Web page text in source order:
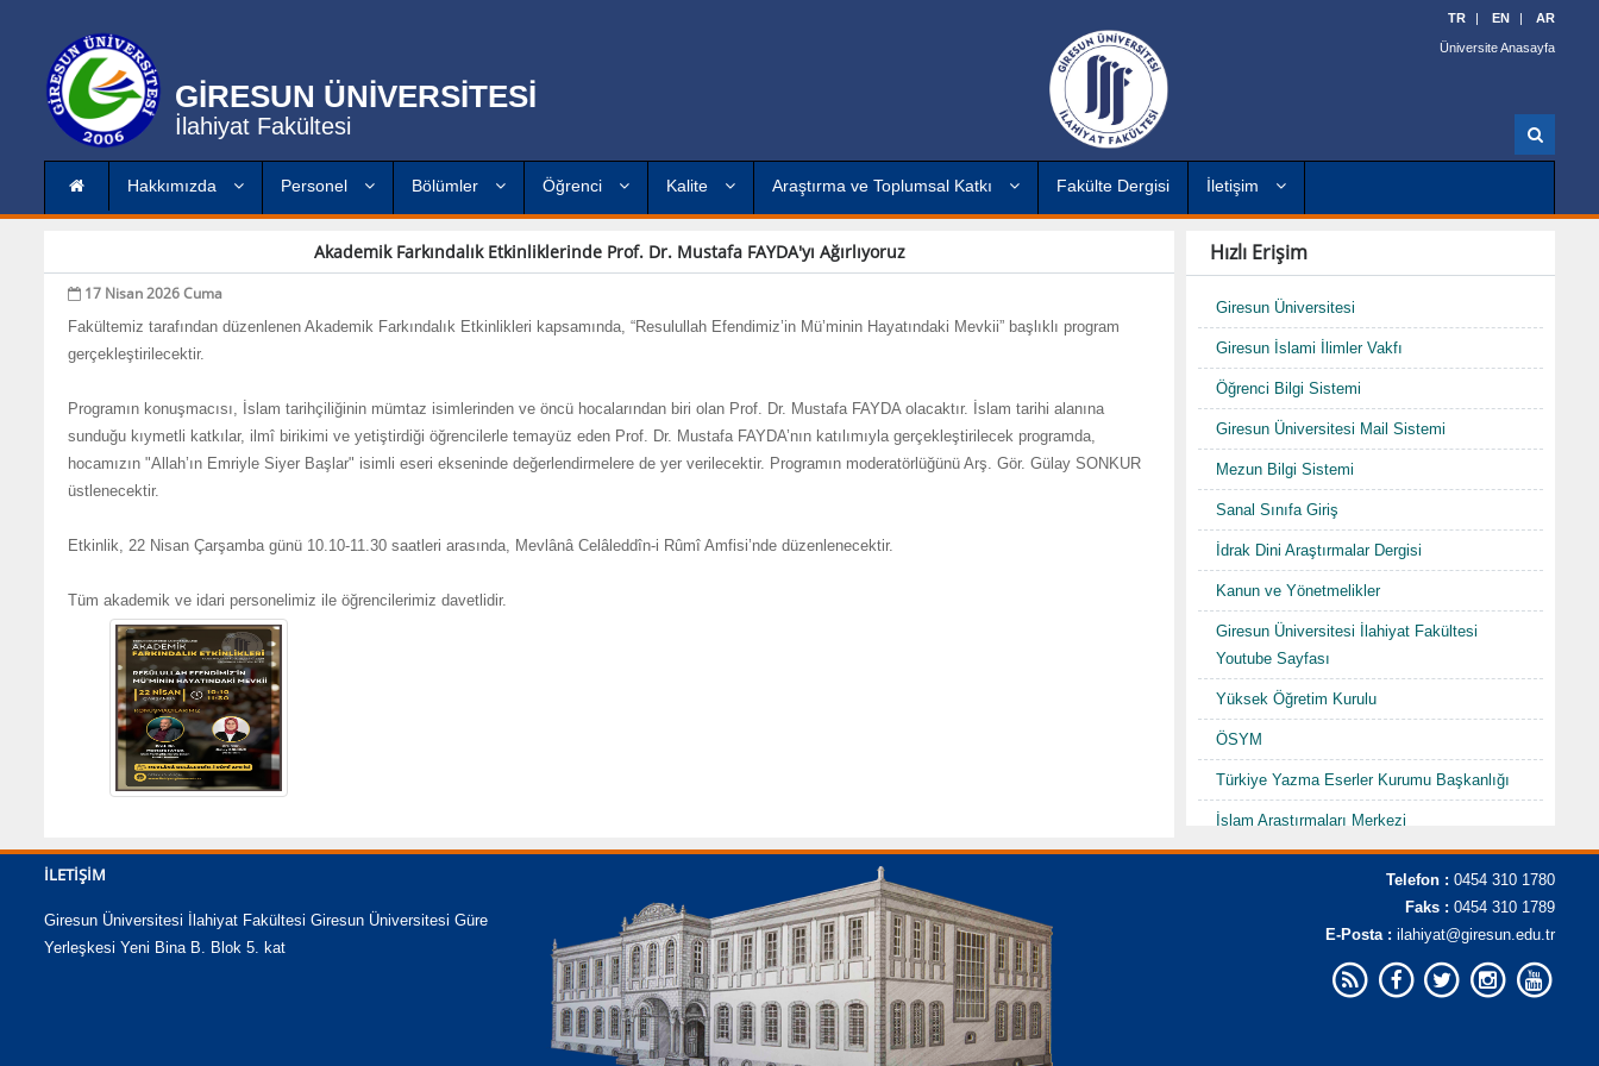
GİRESUN ÜNİVERSİTESİ
İlahiyat Fakültesi
TR EN AR
Üniversite Anasayfa
r
Hakkımızda Personel Bölümler Öğrenci Kalite Araştırma ve Toplumsal Katkı Fakülte Dergisi İletişim
Akademik Farkındalık Etkinliklerinde Prof. Dr. Mustafa FAYDA'yı Ağırlıyoruz
17 Nisan 2026 Cuma
Fakültemiz tarafından düzenlenen Akademik Farkındalık Etkinlikleri kapsamında, “Resulullah Efendimiz’in Mü’minin Hayatındaki Mevkii” başlıklı program
gerçekleştirilecektir.
Programın konuşmacısı, İslam tarihçiliğinin mümtaz isimlerinden ve öncü hocalarından biri olan Prof. Dr. Mustafa FAYDA olacaktır. İslam tarihi alanına
sunduğu kıymetli katkılar, ilmî birikimi ve yetiştirdiği öğrencilerle temayüz eden Prof. Dr. Mustafa FAYDA’nın katılımıyla gerçekleştirilecek programda,
hocamızın "Allah’ın Emriyle Siyer Başlar" isimli eseri ekseninde değerlendirmelere de yer verilecektir. Programın moderatörlüğünü Arş. Gör. Gülay SONKUR
üstlenecektir.
Etkinlik, 22 Nisan Çarşamba günü 10.10-11.30 saatleri arasında, Mevlânâ Celâleddîn-i Rûmî Amfisi’nde düzenlenecektir.
Tüm akademik ve idari personelimiz ile öğrencilerimiz davetlidir.
Hızlı Erişim
Giresun Üniversitesi
Giresun İslami İlimler Vakfı
Öğrenci Bilgi Sistemi
Giresun Üniversitesi Mail Sistemi
Mezun Bilgi Sistemi
Sanal Sınıfa Giriş
İdrak Dini Araştırmalar Dergisi
Kanun ve Yönetmelikler
Giresun Üniversitesi İlahiyat Fakültesi
Youtube Sayfası
Yüksek Öğretim Kurulu
ÖSYM
Türkiye Yazma Eserler Kurumu Başkanlığı
İslam Araştırmaları Merkezi
Karadenizde Fütüvvet ve Ahilik
Sempozyumu/Şurası-I "Hacı Abdullah
İLETIŞIM
Giresun Üniversitesi İlahiyat Fakültesi Giresun Üniversitesi Güre
Yerleşkesi Yeni Bina B. Blok 5. kat
Telefon : 0454 310 1780
Faks : 0454 310 1789
E-Posta : ilahiyat@giresun.edu.tr